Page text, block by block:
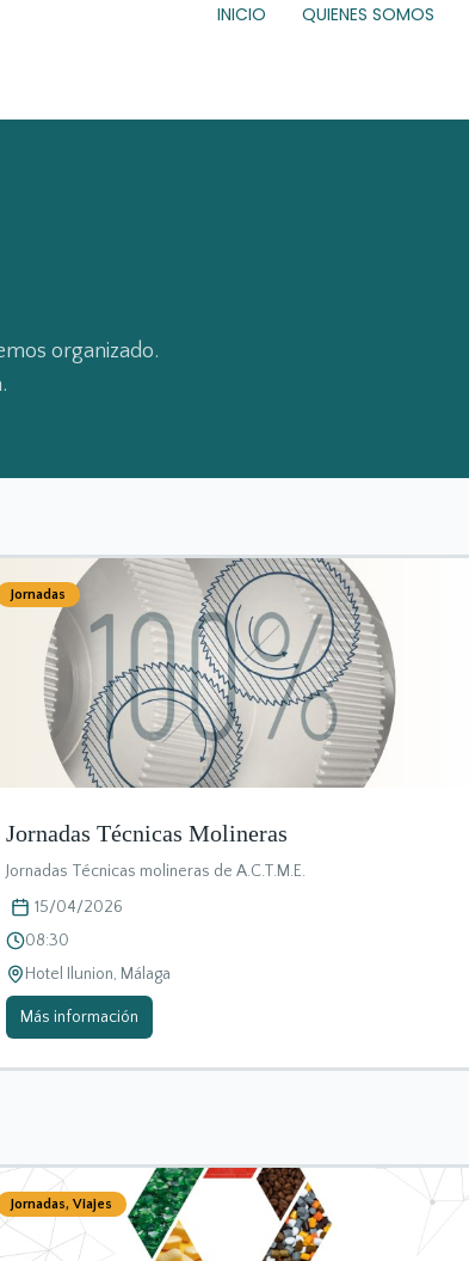
INICIO QUIENES SOMOS
organizado.
Jornadas
Jornadas Técnicas Molineras
Jornadas Técnicas molineras de A.C.T.M.E.
15/04/2026
08:30
Hotel Ilunion, Málaga
Más información
Jornadas,Viajes